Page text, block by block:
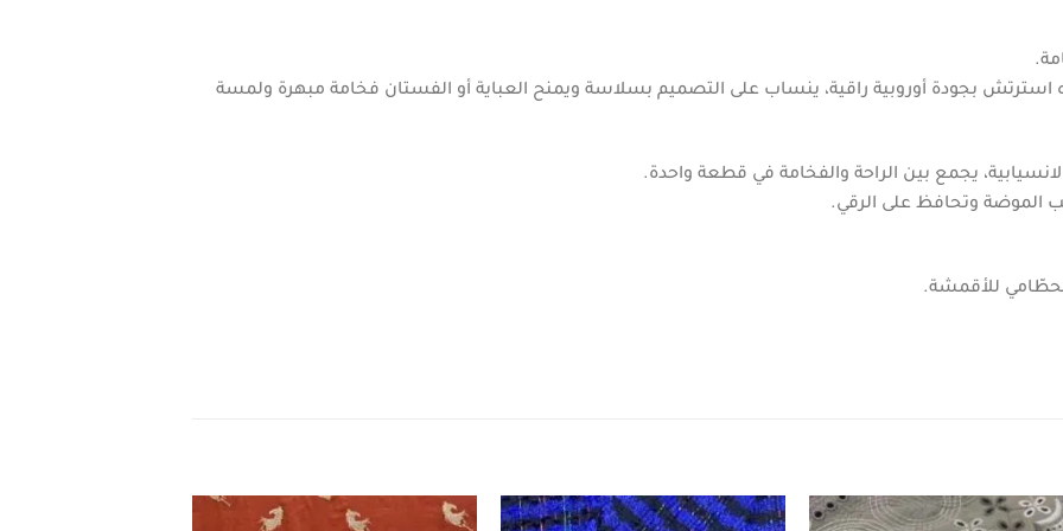
استرتش بجودة أوروبية راقية، ينساب على التصميم بسلاسة ويمنح العباية أو الفستان فخامة مبهرة ولمسة
يجمع بين الراحة والفخامة في قطعة واحدة.
الموضة وتحافظ على الرقي.
الحطّامي للأقمشة.